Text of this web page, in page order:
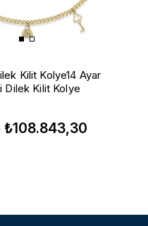
Kilit Kolye14 Ayar
Dilek Kilit Kolye
₺108.843,30